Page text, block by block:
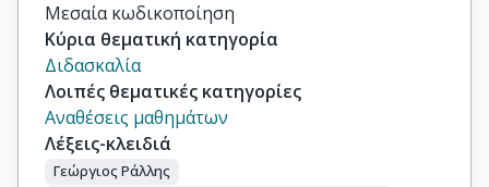
Μεσαία κωδικοποίηση
Κύρια θεματική κατηγορία
Διδασκαλία
Λοιπές θεματικές κατηγορίες
Αναθέσεις μαθημάτων
Λέξεις-κλειδιά
Γεώργιος Ράλλης